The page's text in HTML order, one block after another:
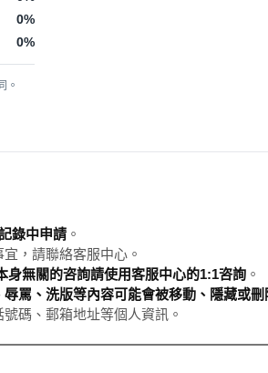
0%
0%
。
錄中申請 。
，請聯絡客服中心。
身無關的咨詢請使用客服中心的1:1咨詢 。
辱罵、洗版等內容可能會被移動、隱藏或刪
碼、郵箱地址等個人資訊。